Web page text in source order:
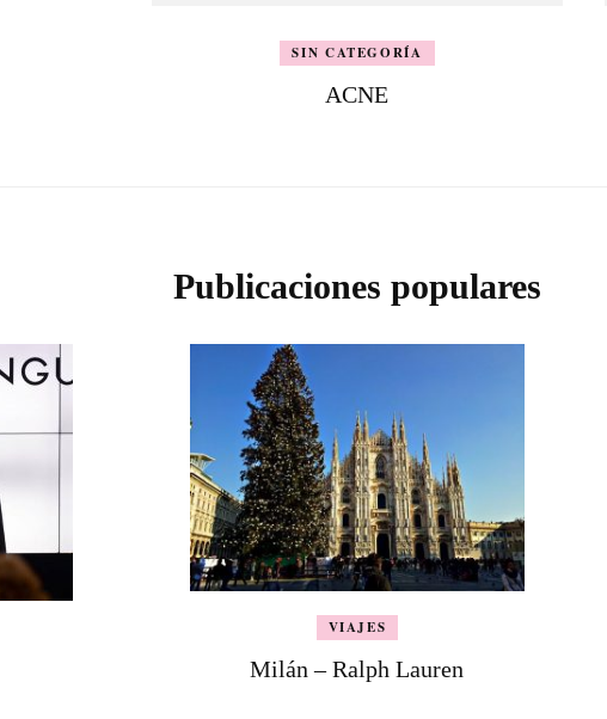
SIN CATEGORÍA
ACNE
Publicaciones populares
VIAJES
Milán – Ralph Lauren